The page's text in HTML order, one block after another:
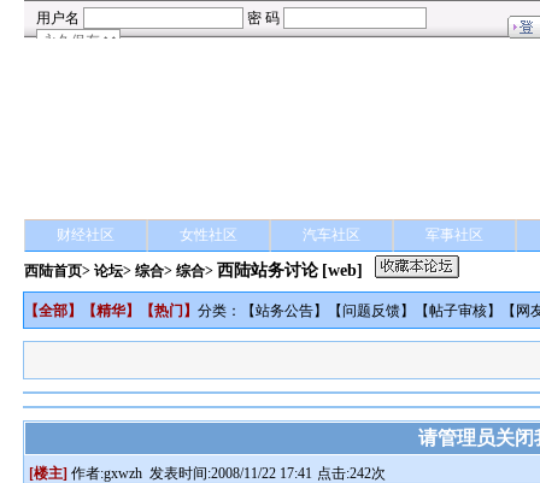
财经社区 女性社区 汽车社区 军事社区
西陆首页>论坛>综合> 综合> 西陆站务讨论 [web]
【全部】【精华】【热门 】分类：【站务公告】【问题反馈】【帖子审核】【 网
请管理员关闭
[楼主] 作者:gxwzh 发表时间:2008/11/22 17:41 点击:242次